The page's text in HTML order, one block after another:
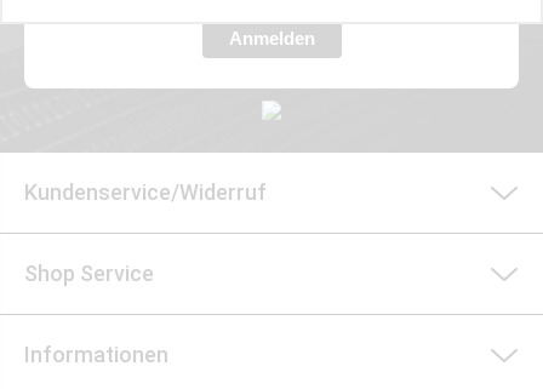
Anmelden
Kundenservice/Widerruf
Shop Service
Informationen